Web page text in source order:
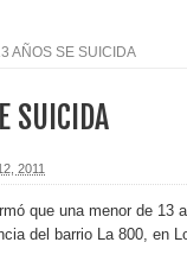
en
y su Bipolarband
y Banco Popular
AÑOS SE SUICIDA
SUICIDA
2011
que una menor de 13
del barrio La 800, en